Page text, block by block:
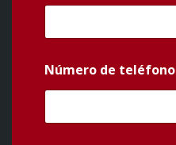
Número de teléfono